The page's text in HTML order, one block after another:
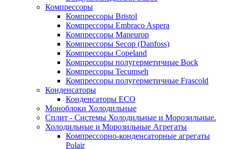
Компрессоры
Компрессоры Bristol
Компрессоры Embraco Aspera
Компрессоры Maneurop
Компрессоры Secop (Danfoss)
Компрессоры Copeland
Компрессоры полугерметичные Bock
Компрессоры Tecumseh
Компрессоры полугерметичные Frascold
Конденсаторы
Конденсаторы ECO
Моноблоки Холодильные
Сплит - Системы Холодильные и Морозильные.
Холодильные и Морозильные Агрегаты
Компрессорно-конденсаторные агрегаты
Polair